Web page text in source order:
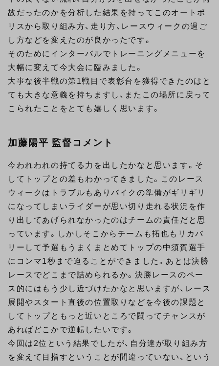
故だったのかを分析した結果を持ってこのオートポ
リスから取り組み方、走り方、レースウィークの過ご
し方などを変えたのが良かったです。
そのためにインターバルでトレーニングメニューを
大幅に変えて今大会に臨みました。
大事な後半戦の第1戦目で表彰台を獲得できたのはと
ても大きな意義を持ちますし、またこの場所に戻って
こられたことをとても嬉しく思います。
加藤陽平 監督コメント
今われわれの持てる力を出したかなと思います。そ
してトップとの差もわかってきました。このレース
ウィークはトラブルもありバイクの準備がギリギリ
になってしまいライダーが思い切り走れる状況を作
り出してあげられなかったのはチームの責任だと思
っています。しかしそこからチームも拓也もリカバ
リーして予選もうまくまとめてトップの中須賀選手
にコンマ1秒まで迫ることができました。あとは決勝
レースでどこまで詰められるか。決勝レースのペー
ス的にはもう少し近づけたかなと思いますが、レース
展開やスタート直後の位置取りなどを今後の課題と
してトップともっと近いところで闘ってチャンスが
あればどこかで逆転したいです。
今回は2位という結果でしたが、自分達が取り組み方
を変えて目指すということが間違っていない、という